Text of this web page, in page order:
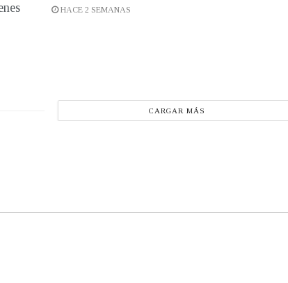
HACE 2 SEMANAS
CARGAR MÁS